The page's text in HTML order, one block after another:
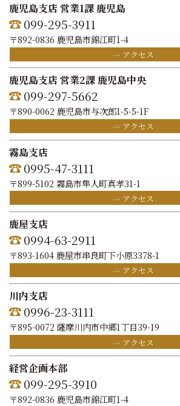
鹿児島支店 営業1課 鹿児島
099-295-3911
〒892-0836 鹿児島市錦江町1-4
アクセス
鹿児島支店 営業2課 鹿児島中央
099-297-5662
〒890-0062 鹿児島市与次郎1-5-5-1F
アクセス
霧島支店
0995-47-3111
〒899-5102 霧島市隼人町真孝31-1
アクセス
鹿屋支店
0994-63-2911
〒893-1604 鹿屋市串良町下小原3378-1
アクセス
川内支店
0996-23-3111
〒895-0072 薩摩川内市中郷1丁目39-19
アクセス
経営企画本部
099-295-3910
〒892-0836 鹿児島市錦江町1-4